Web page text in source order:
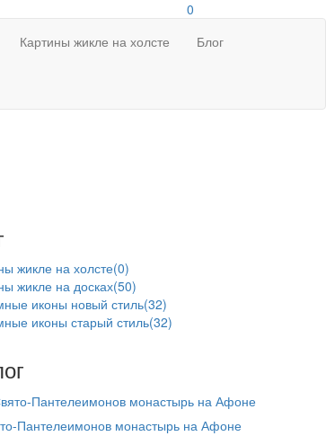
0
Картины жикле на холсте Блог
жикле на холсте(0)
жикле на досках(50)
иконы новый стиль(32)
иконы старый стиль(32)
Пантелеимонов монастырь на Афоне